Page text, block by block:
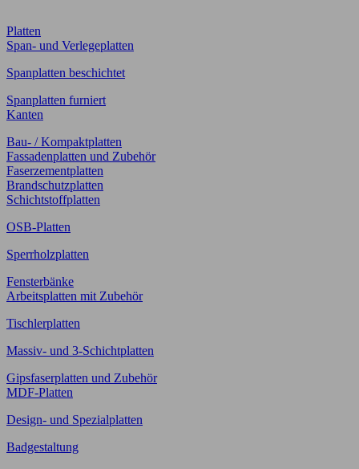
Platten
Span- und Verlegeplatten
Spanplatten beschichtet
Spanplatten furniert
Kanten
Bau- / Kompaktplatten
Fassadenplatten und Zubehör
Faserzementplatten
Brandschutzplatten
Schichtstoffplatten
OSB-Platten
Sperrholzplatten
Fensterbänke
Arbeitsplatten mit Zubehör
Tischlerplatten
Massiv- und 3-Schichtplatten
Gipsfaserplatten und Zubehör
MDF-Platten
Design- und Spezialplatten
Badgestaltung